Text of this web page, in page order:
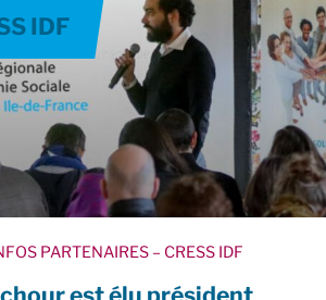
IDF
PARTENAIRES – CRESS IDF